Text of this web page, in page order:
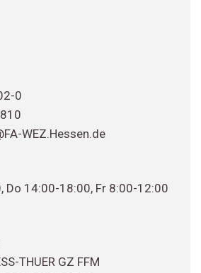
0
WEZ.Hessen.de
Do 14:00-18:00, Fr 8:00-12:00
THUER GZ FFM